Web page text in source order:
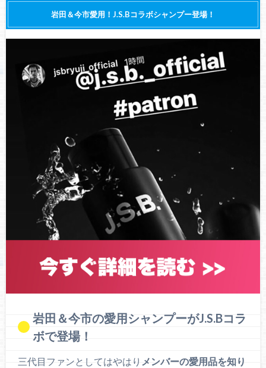
岩田＆今市愛用！J.S.Bコラボシャンプー登場！
岩田＆今市の愛用シャンプーがJ.S.Bコラ
ボで登場！
三代目ファンとしてはやはり メンバーの愛用品を知り